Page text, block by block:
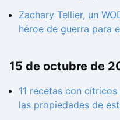
Zachary Tellier, un
héroe de guerra para
15 de octubre de
11 recetas con
las propiedades de